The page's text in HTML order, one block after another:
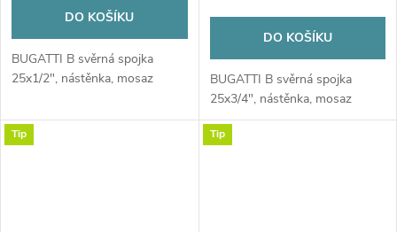
DO KOŠÍKU
BUGATTI B svěrná spojka
25x1/2", nástěnka, mosaz
DO KOŠÍKU
BUGATTI B svěrná spojka
25x3/4", nástěnka, mosaz
Tip Tip